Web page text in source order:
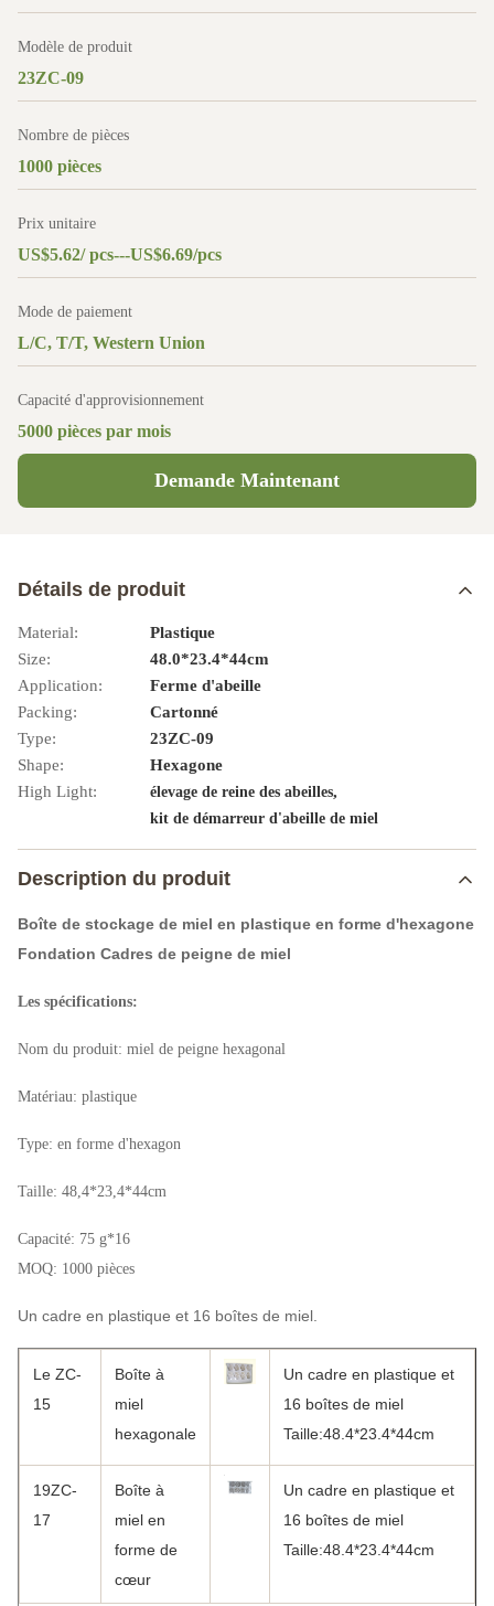
Modèle de produit
23ZC-09
Nombre de pièces
1000 pièces
Prix unitaire
US$5.62/ pcs---US$6.69/pcs
Mode de paiement
L/C, T/T, Western Union
Capacité d'approvisionnement
5000 pièces par mois
Demande Maintenant
Détails de produit
Material:
Plastique
Size:
48.0*23.4*44cm
Application:
Ferme d'abeille
Packing:
Cartonné
Type:
23ZC-09
Shape:
Hexagone
High Light:
élevage de reine des abeilles,
kit de démarreur d'abeille de miel
Description du produit
Boîte de stockage de miel en plastique en forme d'hexagone
Fondation Cadres de peigne de miel
Les spécifications:
Nom du produit: miel de peigne hexagonal
Matériau: plastique
Type: en forme d'hexagon
Taille: 48,4*23,4*44cm
Capacité: 75 g*16
MOQ: 1000 pièces
Un cadre en plastique et 16 boîtes de miel.
Le ZC-
15
Boîte à
miel
hexagonale
Un cadre en plastique et
16 boîtes de miel
Taille:48.4*23.4*44cm
19ZC-
17
Boîte à
miel en
forme de
cœur
Un cadre en plastique et
16 boîtes de miel
Taille:48.4*23.4*44cm